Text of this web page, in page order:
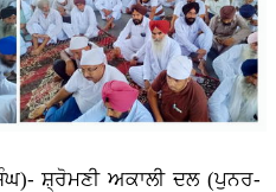
ਸ਼੍ਰੋਮਣੀ ਅਕਾਲੀ ਦਲ (ਪੁਨਰ-